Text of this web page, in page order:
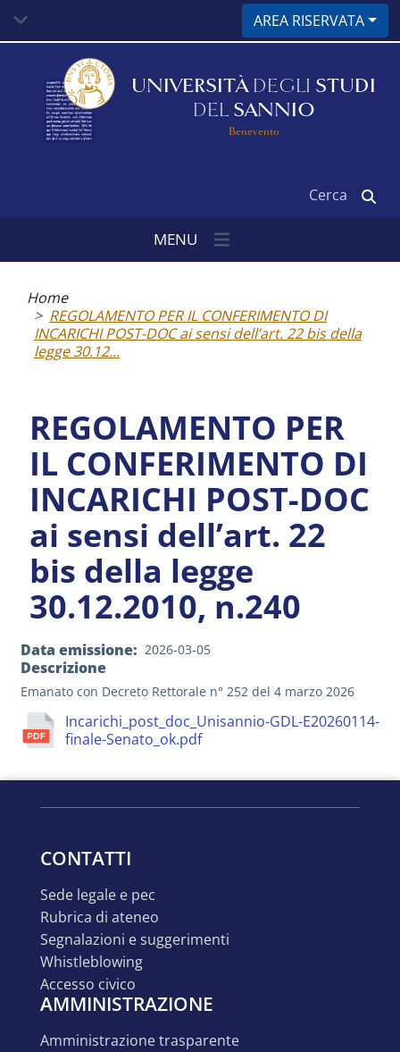
contenuto
AREA RISERVATA
UNIVERSITÀ DEGLI STUDI
DEL SANNIO
Benevento
MENU
pane
Home
REGOLAMENTO PER IL CONFERIMENTO DI
INCARICHI POST-DOC ai sensi dell’art. 22 bis della
legge 30.12...
REGOLAMENTO PER
IL CONFERIMENTO DI
INCARICHI POST-DOC
ai sensi dell’art. 22
bis della legge
30.12.2010, n.240
Data emissione 2026-03-05
Descrizione
Emanato con Decreto Rettorale n° 252 del 4 marzo 2026
Incarichi_post_doc_Unisannio-GDL-E20260114-
finale-Senato_ok.pdf
CONTATTI
sede legale e pec
rubrica di ateneo
segnalazioni e suggerimenti
whistleblowing
accesso civico
AMMINISTRAZIONE
amministrazione trasparente